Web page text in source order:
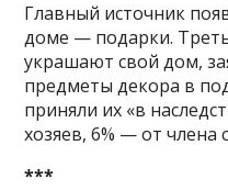
Главный источник
доме — подарки.
украшают свой дом,
предметы декора в
приняли их «в
хозяев, 6% — от члена
***